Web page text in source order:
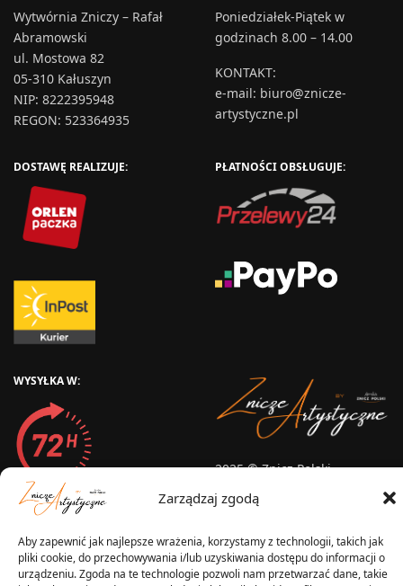
Zarządzaj zgodą
Aby zapewnić jak najlepsze wrażenia, korzystamy z technologii, takich jak
pliki cookie, do przechowywania i/lub uzyskiwania dostępu do informacji o
urządzeniu. Zgoda na te technologie pozwoli nam przetwarzać dane, takie
Wytwórnia Zniczy – Rafał
Abramowski
ul. Mostowa 82
05-310 Kałuszyn
NIP: 8222395948
REGON: 523364935
Poniedziałek-Piątek w
godzinach 8.00 – 14.00
KONTAKT:
e-mail: biuro@znicze-
artystyczne.pl
DOSTAWĘ REALIZUJE: PŁATNOŚCI OBSŁUGUJE:
WYSYŁKA W:
2025 © Znicz Polski -
Wszelkie prawa zastrzeżone